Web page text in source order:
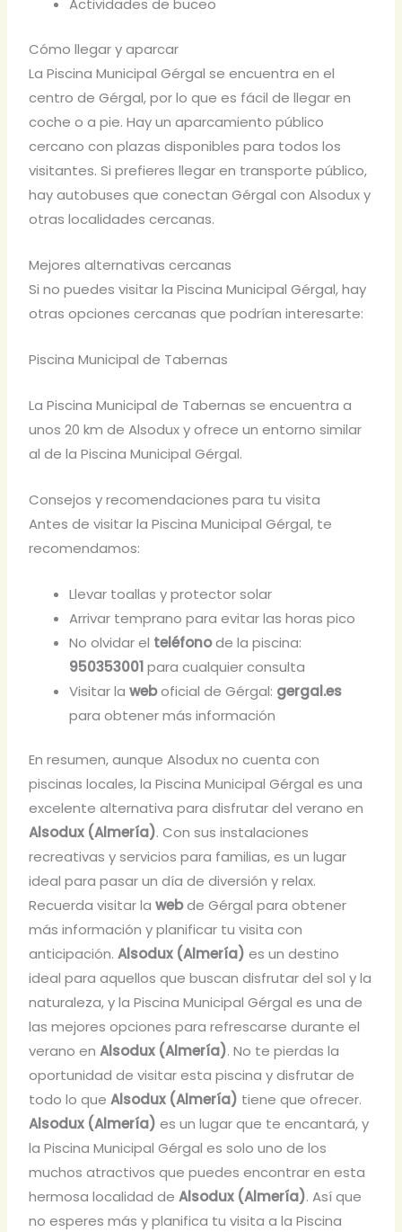
Actividades de buceo
Cómo llegar y aparcar
La Piscina Municipal Gérgal se encuentra en el
centro de Gérgal, por lo que es fácil de llegar en
coche o a pie. Hay un aparcamiento público
cercano con plazas disponibles para todos los
visitantes. Si prefieres llegar en transporte público,
hay autobuses que conectan Gérgal con Alsodux y
otras localidades cercanas.
Mejores alternativas cercanas
Si no puedes visitar la Piscina Municipal Gérgal, hay
otras opciones cercanas que podrían interesarte:
Piscina Municipal de Tabernas
La Piscina Municipal de Tabernas se encuentra a
unos 20 km de Alsodux y ofrece un entorno similar
al de la Piscina Municipal Gérgal.
Consejos y recomendaciones para tu visita
Antes de visitar la Piscina Municipal Gérgal, te
recomendamos:
Llevar toallas y protector solar
Arrivar temprano para evitar las horas pico
No olvidar el teléfonode la piscina:
950353001para cualquier consulta
Visitar laweboficial de Gérgal: gergal.es
para obtener más información
En resumen, aunque Alsodux no cuenta con
piscinas locales, la Piscina Municipal Gérgal es una
excelente alternativa para disfrutar del verano en
Alsodux (Almería). Con sus instalaciones
recreativas y servicios para familias, es un lugar
ideal para pasar un día de diversión y relax.
Recuerda visitar lawebde Gérgal para obtener
más información y planificar tu visita con
anticipación.Alsodux (Almería) es un destino
ideal para aquellos que buscan disfrutar del sol y la
naturaleza, y la Piscina Municipal Gérgal es una de
las mejores opciones para refrescarse durante el
verano enAlsodux (Almería). No te pierdas la
oportunidad de visitar esta piscina y disfrutar de
todo lo queAlsodux (Almería) tiene que ofrecer.
Alsodux (Almería) es un lugar que te encantará, y
la Piscina Municipal Gérgal es solo uno de los
muchos atractivos que puedes encontrar en esta
hermosa localidad deAlsodux (Almería). Así que
no esperes más y planifica tu visita a la Piscina